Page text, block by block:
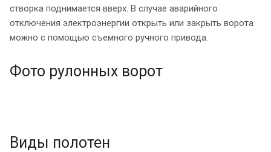
створка поднимается вверх. В случае аварийного
отключения электроэнергии открыть или закрыть ворота
можно с помощью съемного ручного привода.
Фото рулонных ворот
Виды полотен